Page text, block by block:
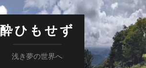
酔ひもせず
浅き夢の世界へ